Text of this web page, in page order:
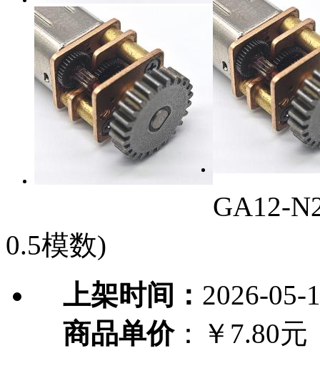
GA12-
0.5模数)
上架时间： 2026-05-
商品单价：￥7.80元